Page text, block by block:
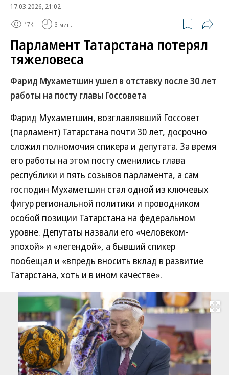
17.03.2026, 21:02
17K 3 мин.
Парламент Татарстана потерял
тяжеловеса
Фарид Мухаметшин ушел в отставку после 30 лет
работы на посту главы Госсовета
Фарид Мухаметшин, возглавлявший Госсовет
(парламент) Татарстана почти 30 лет, досрочно
сложил полномочия спикера и депутата. За время
его работы на этом посту сменились глава
республики и пять созывов парламента, а сам
господин Мухаметшин стал одной из ключевых
фигур региональной политики и проводником
особой позиции Татарстана на федеральном
уровне. Депутаты назвали его «человеком-
эпохой» и «легендой», а бывший спикер
пообещал и «впредь вносить вклад в развитие
Татарстана, хоть и в ином качестве».
Развернуть